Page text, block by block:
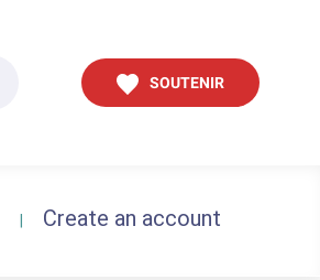
SOUTENIR
| Create an account